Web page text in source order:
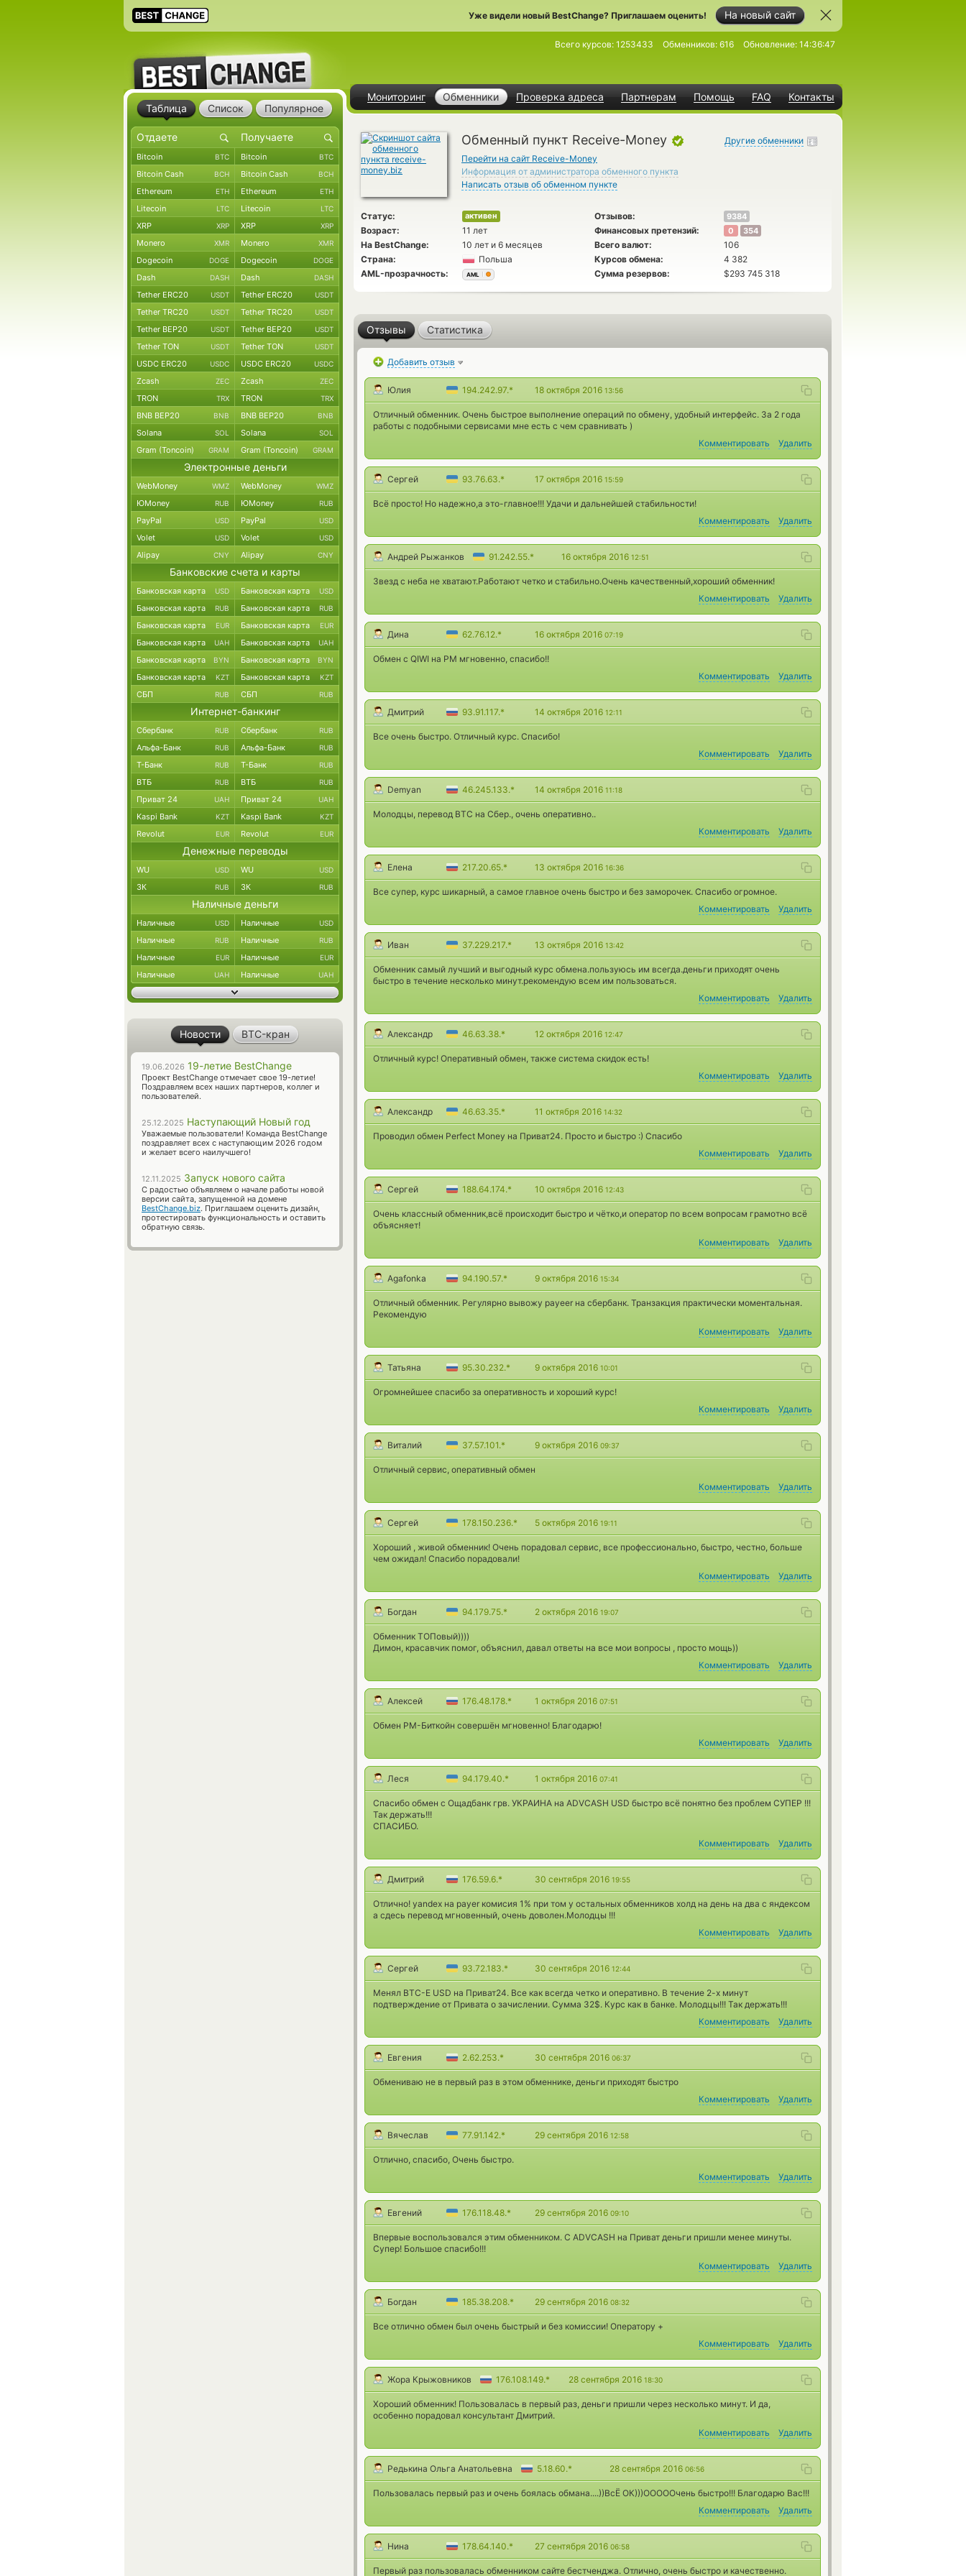
На новый сайт
Уже видели новый BestChange? Приглашаем оценить!
Мониторинг Обменники Проверка адреса Партнерам Помощь FAQ Контакты
Всего курсов: 1253433 Обменников: 616 Обновление: 14:36:47
Обменный пункт Receive-Money
Перейти на сайт Receive-Money
Информация от администратора обменного пункта
Написать отзыв об обменном пункте
Другие обменники
Статус: активен Отзывов: 9384
Возраст: 11 лет Финансовых претензий: 0 354
На BestChange: 10 лет и 6 месяцев Всего валют:
106
Страна:
Польша Курсов обмена:
4 382
AML-прозрачность:
AML Сумма резервов: $293 745 318
Отзывы Статистика
Добавить отзыв
Юлия 194.242.97.* 18 октября 2016 13:56
Отличный обменник. Очень быстрое выполнение операций по обмену, удобный интерфейс. За 2 года
работы с подобными сервисами мне есть с чем сравнивать )
Комментировать
Удалить
Сергей 93.76.63.* 17 октября 2016 15:59
Всё просто! Но надежно,а это-главное!!! Удачи и дальнейшей стабильности!
Комментировать
Удалить
Андрей Рыжанков 91.242.55.* 16 октября 2016 12:51
Звезд с неба не хватают.Работают четко и стабильно.Очень качественный,хороший обменник!
Комментировать
Удалить
Дина 62.76.12.* 16 октября 2016 07:19
Обмен с QIWI на PM мгновенно, спасибо!!
Комментировать
Удалить
Дмитрий 93.91.117.* 14 октября 2016 12:11
Все очень быстро. Отличный курс. Спасибо!
Комментировать
Удалить
Demyan 46.245.133.* 14 октября 2016 11:18
Молодцы, перевод ВТС на Сбер., очень оперативно..
Комментировать
Удалить
Елена 217.20.65.* 13 октября 2016 16:36
Все супер, курс шикарный, а самое главное очень быстро и без заморочек. Спасибо огромное.
Комментировать
Удалить
Иван 37.229.217.* 13 октября 2016 13:42
Обменник самый лучший и выгодный курс обмена.пользуюсь им всегда.деньги приходят очень
быстро в течение несколько минут.рекомендую всем им пользоваться.
Комментировать
Удалить
Александр 46.63.38.* 12 октября 2016 12:47
Отличный курс! Оперативный обмен, также система скидок есть!
Комментировать
Удалить
Александр 46.63.35.* 11 октября 2016 14:32
Проводил обмен Perfect Money на Приват24. Просто и быстро :) Спасибо
Комментировать
Удалить
Сергей 188.64.174.* 10 октября 2016 12:43
Очень классный обменник,всё происходит быстро и чётко,и оператор по всем вопросам грамотно всё
объясняет!
Комментировать
Удалить
Agafonka 94.190.57.* 9 октября 2016 15:34
Отличный обменник. Регулярно вывожу payeer на сбербанк. Транзакция практически моментальная.
Рекомендую
Комментировать
Удалить
Татьяна 95.30.232.* 9 октября 2016 10:01
Огромнейшее спасибо за оперативность и хороший курс!
Комментировать
Удалить
Виталий 37.57.101.* 9 октября 2016 09:37
Отличный сервис, оперативный обмен
Комментировать
Удалить
Сергей 178.150.236.* 5 октября 2016 19:11
Хороший , живой обменник! Очень порадовал сервис, все профессионально, быстро, честно, больше
чем ожидал! Спасибо порадовали!
Комментировать
Удалить
Богдан 94.179.75.* 2 октября 2016 19:07
Обменник ТОПовый))))
Димон, красавчик помог, объяснил, давал ответы на все мои вопросы , просто мощь))
Комментировать
Удалить
Алексей 176.48.178.* 1 октября 2016 07:51
Обмен РМ-Биткойн совершён мгновенно! Благодарю!
Комментировать
Удалить
Леся 94.179.40.* 1 октября 2016 07:41
Спасибо обмен с Ощадбанк грв. УКРАИНА на ADVCASH USD быстро всё понятно без проблем СУПЕР !!!
Так держать!!!
СПАСИБО.
Комментировать
Удалить
Дмитрий 176.59.6.* 30 сентября 2016 19:55
Отлично! yandex на payer комисия 1% при том у остальных обменников холд на день на два с яндексом
а сдесь перевод мгновенный, очень доволен.Молодцы !!!
Комментировать
Удалить
Сергей 93.72.183.* 30 сентября 2016 12:44
Менял BTC-E USD на Приват24. Все как всегда четко и оперативно. В течение 2-х минут
подтверждение от Привата о зачислении. Сумма 32$. Курс как в банке. Молодцы!!! Так держать!!!
Комментировать
Удалить
Евгения 2.62.253.* 30 сентября 2016 06:37
Обмениваю не в первый раз в этом обменнике, деньги приходят быстро
Комментировать
Удалить
Вячеслав 77.91.142.* 29 сентября 2016 12:58
Отлично, спасибо, Очень быстро.
Комментировать
Удалить
Евгений 176.118.48.* 29 сентября 2016 09:10
Впервые воспользовался этим обменником. С ADVCASH на Приват деньги пришли менее минуты.
Супер! Большое спасибо!!!
Комментировать
Удалить
Богдан 185.38.208.* 29 сентября 2016 08:32
Все отлично обмен был очень быстрый и без комиссии! Оператору +
Комментировать
Удалить
Жора Крыжовников 176.108.149.* 28 сентября 2016 18:30
Хороший обменник! Пользовалась в первый раз, деньги пришли через несколько минут. И да,
особенно порадовал консультант Дмитрий.
Комментировать
Удалить
Редькина Ольга Анатольевна 5.18.60.* 28 сентября 2016 06:56
Пользовалась первый раз и очень боялась обмана....))ВсЁ ОК)))ОООООчень быстро!!! Благодарю Вас!!!
Комментировать
Удалить
Нина 178.64.140.* 27 сентября 2016 06:58
Первый раз пользовалась обменником сайте бестченджа. Отлично, очень быстро и качественно.
Таблица Список Популярное
Bitcoin BTC Bitcoin BTC
Bitcoin Cash BCH Bitcoin Cash BCH
Ethereum ETH Ethereum ETH
Litecoin LTC Litecoin LTC
XRP XRP XRP XRP
Monero XMR Monero XMR
Dogecoin DOGE Dogecoin DOGE
Dash DASH Dash DASH
Tether ERC20 USDT Tether ERC20 USDT
Tether TRC20 USDT Tether TRC20 USDT
Tether BEP20 USDT Tether BEP20 USDT
Tether TON USDT Tether TON USDT
USDC ERC20 USDC USDC ERC20 USDC
Zcash ZEC Zcash ZEC
TRON TRX TRON TRX
BNB BEP20 BNB BNB BEP20 BNB
Solana SOL Solana SOL
Gram (Toncoin) GRAM Gram (Toncoin) GRAM
Электронные деньги
WebMoney WMZ WebMoney WMZ
ЮMoney RUB ЮMoney RUB
PayPal USD PayPal USD
Volet USD Volet USD
Alipay CNY Alipay CNY
Банковские счета и карты
Банковская карта USD Банковская карта USD
Банковская карта RUB Банковская карта RUB
Банковская карта EUR Банковская карта EUR
Банковская карта UAH Банковская карта UAH
Банковская карта BYN Банковская карта BYN
Банковская карта KZT Банковская карта KZT
СБП RUB СБП RUB
Интернет-банкинг
Сбербанк RUB Сбербанк RUB
Альфа-Банк RUB Альфа-Банк RUB
Т-Банк RUB Т-Банк RUB
ВТБ RUB ВТБ RUB
Приват 24 UAH Приват 24 UAH
Kaspi Bank KZT Kaspi Bank KZT
Revolut EUR Revolut EUR
Денежные переводы
WU USD WU USD
ЗК RUB ЗК RUB
Наличные деньги
Наличные USD Наличные USD
Наличные RUB Наличные RUB
Наличные EUR Наличные EUR
Наличные UAH Наличные UAH
Новости BTC-кран
19.06.2026 19-летие BestChange
Проект BestChange отмечает свое 19-летие!
Поздравляем всех наших партнеров, коллег и
пользователей.
25.12.2025 Наступающий Новый год
Уважаемые пользователи! Команда BestChange
поздравляет всех с наступающим 2026 годом
и желает всего наилучшего!
12.11.2025 Запуск нового сайта
С радостью объявляем о начале работы новой
версии сайта, запущенной на домене
BestChange.biz. Приглашаем оценить дизайн,
протестировать функциональность и оставить
обратную связь.